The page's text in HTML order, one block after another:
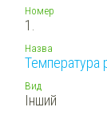
Номер
1.
Назва
Температура
Вид
Інший